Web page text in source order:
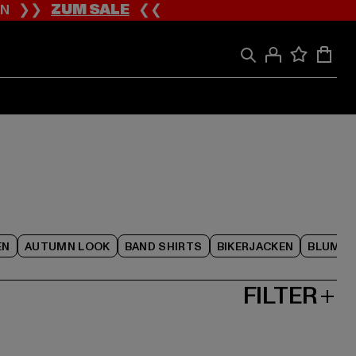
❯❯ZUM SALE❮❮
AUTUMN LOOK BAND SHIRTS BIKERJACKEN
FILTER